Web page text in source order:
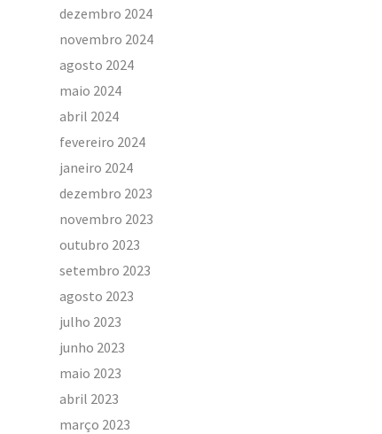
dezembro 2024
novembro 2024
agosto 2024
maio 2024
abril 2024
fevereiro 2024
janeiro 2024
dezembro 2023
novembro 2023
outubro 2023
setembro 2023
agosto 2023
julho 2023
junho 2023
maio 2023
abril 2023
março 2023